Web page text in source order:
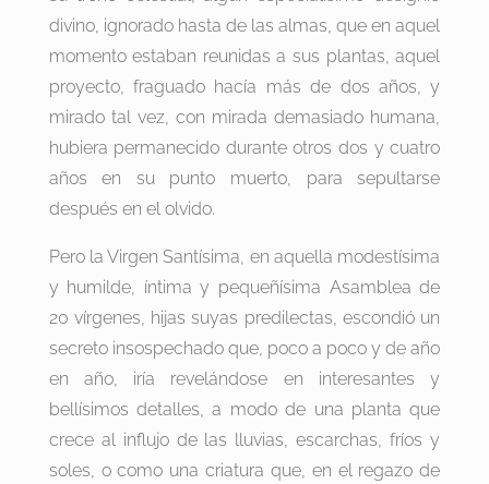
divino, ignorado hasta de las almas, que en aquel
momento estaban reunidas a sus plantas, aquel
proyecto, fraguado hacía más de dos años, y
mirado tal vez, con mirada demasiado humana,
hubiera permanecido durante otros dos y cuatro
años en su punto muerto, para sepultarse
después en el olvido.
Pero la Virgen Santísima, en aquella modestísima
y humilde, íntima y pequeñísima Asamblea de
20 vírgenes, hijas suyas predilectas, escondió un
secreto insospechado que, poco a poco y de año
en año, iría revelándose en interesantes y
bellísimos detalles, a modo de una planta que
crece al influjo de las lluvias, escarchas, fríos y
soles, o como una criatura que, en el regazo de